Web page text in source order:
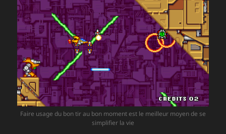
Faire usage du bon tir au bon moment est le meilleur moyen de se
simplifier la vie